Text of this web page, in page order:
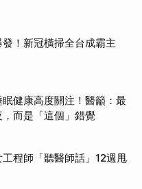
！新冠橫掃全台成霸主
健康高度關注！醫籲：最
而是「這個」錯覺
程師「聽醫師話」12週甩